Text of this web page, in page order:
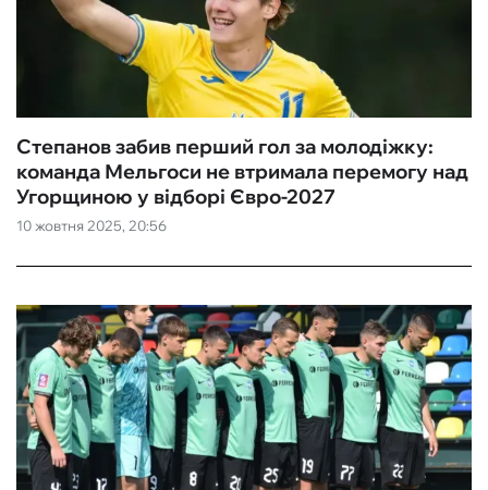
10 жовтня 2025, 20:56
Степанов забив перший гол за молодіжку:
команда Мельгоси не втримала перемогу над
Угорщиною у відборі Євро-2027